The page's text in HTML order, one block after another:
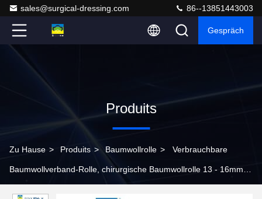
sales@surgical-dressing.com 86--13851443003
Gespräch
Produits
Zu Hause > Produits > Baumwollrolle > Verbrauchbare
Baumwollverband-Rolle, chirurgische Baumwollrolle 13 - 16mm